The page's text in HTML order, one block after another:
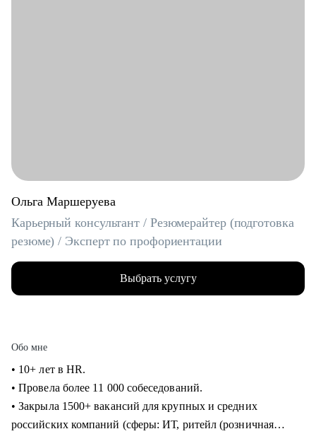
Ольга Маршеруева
Карьерный консультант / Резюмерайтер (подготовка
резюме) / Эксперт по профориентации
Выбрать услугу
Обо мне
• 10+ лет в HR.
• Провела более 11 000 собеседований.
• Закрыла 1500+ вакансий для крупных и средних
российских компаний (сферы: ИТ, ритейл (розничная